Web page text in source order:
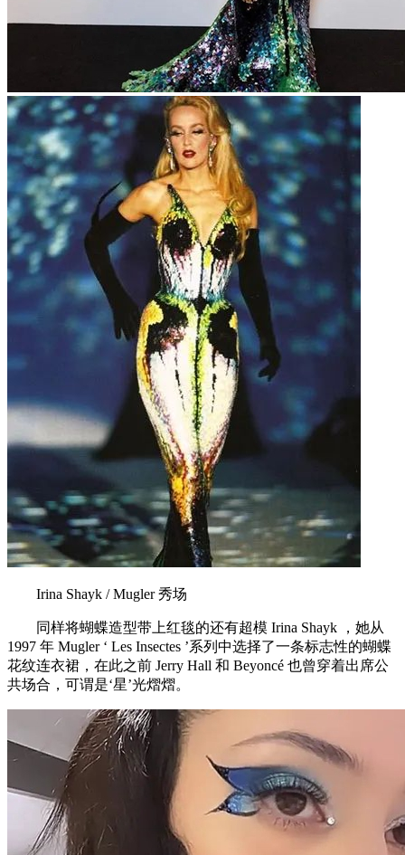
Irina Shayk / Mugler 秀场
同样将蝴蝶造型带上红毯的还有超模 Irina Shayk ，她从
1997 年 Mugler ‘ Les Insectes ’系列中选择了一条标志性的蝴蝶
花纹连衣裙，在此之前 Jerry Hall 和 Beyoncé 也曾穿着出席公
共场合，可谓是‘星’光熠熠。